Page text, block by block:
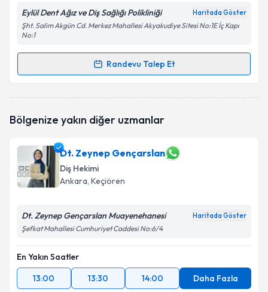
Eylül Dent Ağız ve Diş Sağlığı Polikliniği Haritada Göster
Şht. Salim Akgün Cd. Merkez Mahallesi Akyakudiye Sitesi No:1E İç Kapı
No:1
Randevu Talep Et
Randevu Takvimi Talebi
oluşturun. Size bu uzmandan randevu almanız için bir
E-posta Adresiniz
Kişisel verilerimin işlenmesine ilişkin
Aydınlatma
Metni'ni okudum ve kişisel verilerimin belirtilen
Takvim Talebini Gönder
Bölgenize yakın diğer uzmanlar
Dt. Zeynep Gençarslan
Diş Hekimi
Ankara, Keçiören
Dt. Zeynep Gençarslan Muayenehanesi Haritada Göster
Şefkat Mahallesi Cumhuriyet Caddesi No:6/4
En Yakın Saatler
13:00
13:30 14:00 Daha Fazla